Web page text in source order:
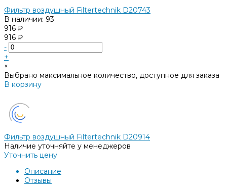
Фильтр воздушный Filtertechnik D20743
В наличии: 93
916 ₽
916 ₽
-
+
×
Выбрано максимальное количество, доступное для заказа
В корзину
Фильтр воздушный Filtertechnik D20914
Наличие уточняйте у менеджеров
Уточнить цену
Описание
Отзывы